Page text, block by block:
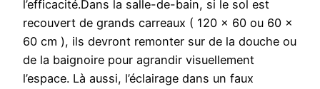
l’efficacité.Dans la salle-de-bain, si le sol est
recouvert de grands carreaux ( 120 x 60 ou 60 x
60 cm ), ils devront remonter sur de la douche ou
de la baignoire pour agrandir visuellement
l’espace. Là aussi, l’éclairage dans un faux